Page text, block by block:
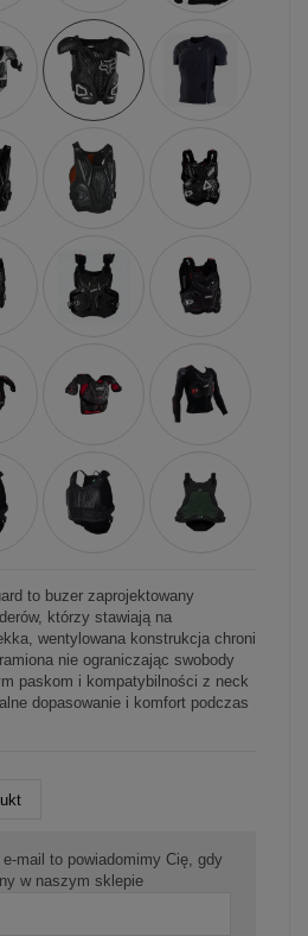
to buzer zaprojektowany
którzy stawiają na
wentylowana konstrukcja chroni
nie ograniczając swobody
paskom i kompatybilności z neck
dopasowanie i komfort podczas
mail to powiadomimy Cię, gdy
w naszym sklepie